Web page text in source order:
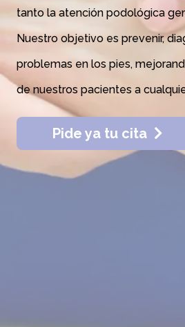
tanto la atención podológica
Nuestro objetivo es prevenir,
problemas en los pies,
de nuestros pacientes a
Pide ya tu cita